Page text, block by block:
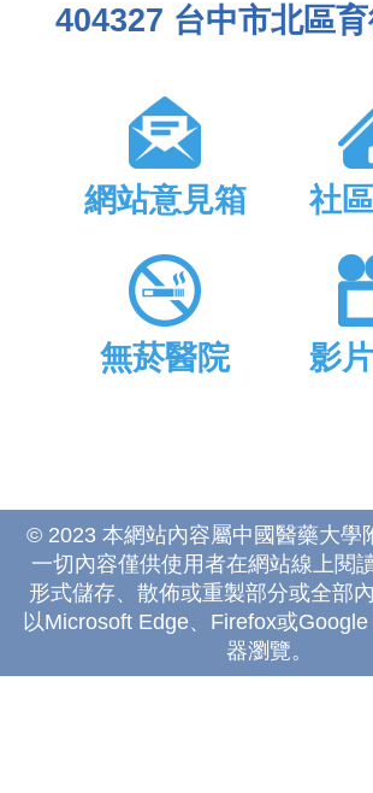
404327 台中市北區
網站意見箱 社
無菸醫院 影
© 2023 本網站內容屬中國醫藥大學
一切內容僅供使用者在網站線上閱
形式儲存、散佈或重製部分或全部
以Microsoft Edge、Firefox或
器瀏覽。